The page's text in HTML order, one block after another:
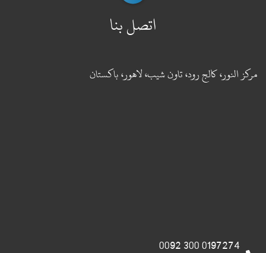
اتصل بنا
مركز النور، كالج رود، تاون شيب، لاهور، باكستان
0197274 300 0092